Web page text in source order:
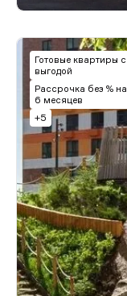
Готовые квартиры с
выгодой
Рассрочка без % на
6 месяцев
+5